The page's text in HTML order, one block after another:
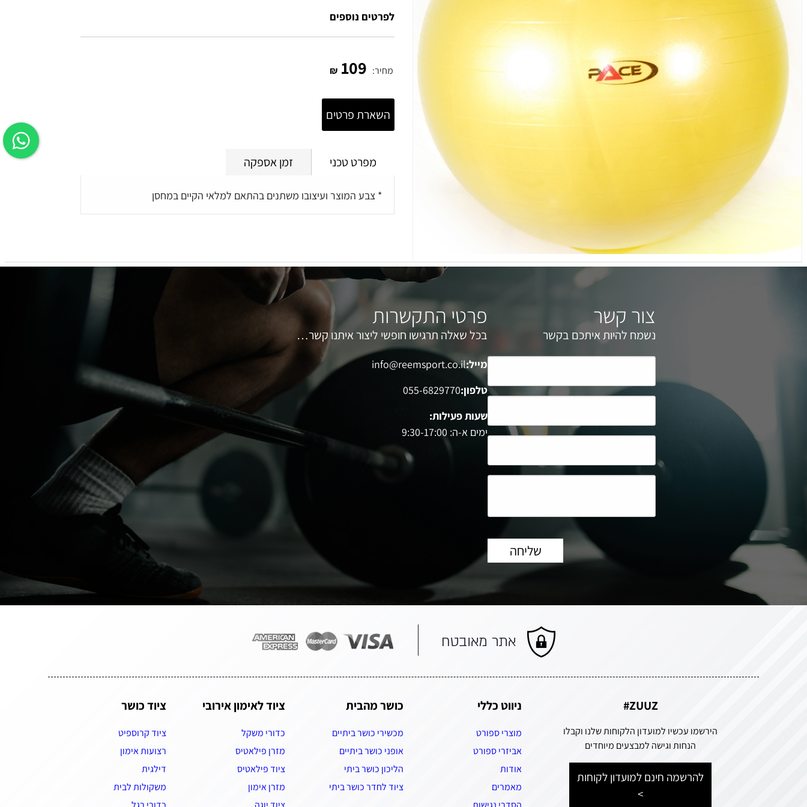
לפרטים נוספים
מחיר: 109
₪
השארת פרטים
מפרט טכני זמן אספקה
* צבע המוצר ועיצובו משתנים בהתאם למלאי הקיים במחסן
צור קשר
נשמח להיות איתכם בקשר
פרטי התקשרות
בכל שאלה תרגישו חופשי ליצור איתנו קשר…
מייל:info@reemsport.co.il
טלפון:055-6829770
שעות פעילות:
ימים א-ה: 9:30-17:00
ZUUZ#
הירשמו עכשיו למועדון הלקוחות שלנו וקבלו
הנחות וגישה למבצעים מיוחדים
להרשמה חינם למועדון לקוחות
>
ניווט כללי
מוצרי ספורט
אביזרי ספורט
אודות
מאמרים
כושר מהבית
מכשירי כושר ביתיים
אופני כושר ביתיים
הליכון כושר ביתי
ציוד לחדר כושר ביתי
ציוד לאימון אירובי
כדורי משקל
מזרן פילאטיס
ציוד פילאטיס
מזרן אימון
ציוד כושר
ציוד קרוספיט
רצועות אימון
דילגית
משקולות לבית